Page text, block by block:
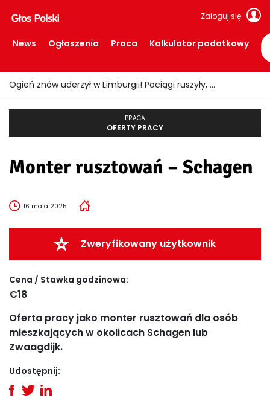
Zaloguj się
News Ogłoszenia Praca Kalkulator podatkowy
Ogień znów uderzył w Limburgii! Pociągi ruszyły, ale teren nadal zamknięty
PRACA
OFERTY PRACY
Monter rusztowań – Schagen
16 maja 2025
Zweryfikowany użytkownik
Cena / Stawka godzinowa:
€18
Oferta pracy jako monter rusztowań dla osób
mieszkających w okolicach Schagen lub
Zwaagdijk.
Udostępnij: